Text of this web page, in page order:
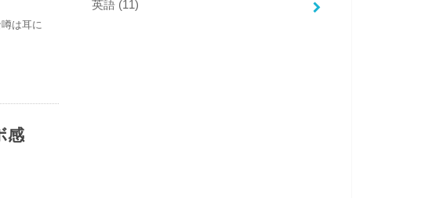
は耳に
感
英語 (11)